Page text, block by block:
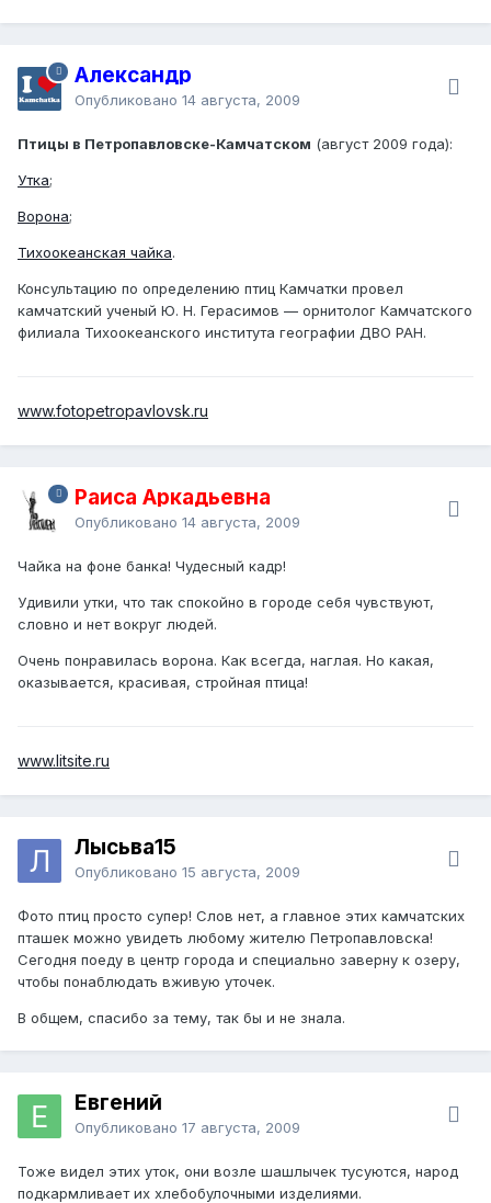
Александр
Опубликовано 14 августа, 2009
Птицы в Петропавловске-Камчатском (август 2009 года):
Утка;
Ворона;
Тихоокеанская чайка.
Консультацию по определению птиц Камчатки провел
камчатский ученый Ю. Н. Герасимов — орнитолог Камчатского
филиала Тихоокеанского института географии ДВО РАН.
www.fotopetropavlovsk.ru
Раиса Аркадьевна
Опубликовано 14 августа, 2009
Чайка на фоне банка! Чудесный кадр!
Удивили утки, что так спокойно в городе себя чувствуют,
словно и нет вокруг людей.
Очень понравилась ворона. Как всегда, наглая. Но какая,
оказывается, красивая, стройная птица!
www.litsite.ru
Лысьва15
Опубликовано 15 августа, 2009
Фото птиц просто супер! Слов нет, а главное этих камчатских
пташек можно увидеть любому жителю Петропавловска!
Сегодня поеду в центр города и специально заверну к озеру,
чтобы понаблюдать вживую уточек.
В общем, спасибо за тему, так бы и не знала.
Евгений
Опубликовано 17 августа, 2009
Тоже видел этих уток, они возле шашлычек тусуются, народ
подкармливает их хлебобулочными изделиями.